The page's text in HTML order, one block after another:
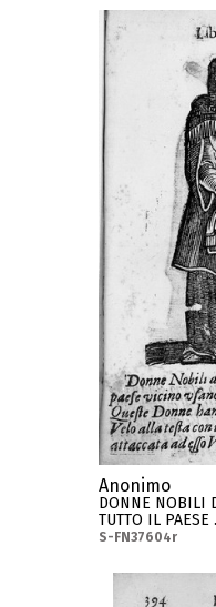
Anonimo
DONNE NOBILI
TUTTO IL PAESE
S-FN37604r